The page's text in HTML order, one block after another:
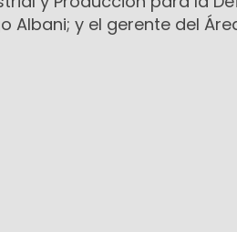
Albani; y el gerente del